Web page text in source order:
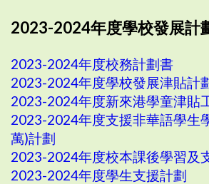
2023-2024年度學校發展計
2023-2024年度校務計劃書
2023-2024年度學校發展津貼計
2023-2024年度新來港學童津貼
2023-2024年度支援非華語學生
萬)計劃
2023-2024年度校本課後學習及
2023-2024年度學生支援計劃